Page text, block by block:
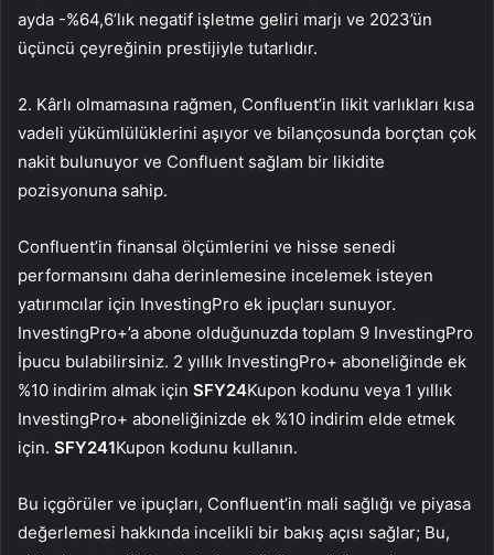
ayda -%64,6’lık negatif işletme geliri marjı ve 2023’ün
üçüncü çeyreğinin prestijiyle tutarlıdır.
2. Kârlı olmamasına rağmen, Confluent’in likit varlıkları kısa
vadeli yükümlülüklerini aşıyor ve bilançosunda borçtan çok
nakit bulunuyor ve Confluent sağlam bir likidite
pozisyonuna sahip.
Confluent’in finansal ölçümlerini ve hisse senedi
performansını daha derinlemesine incelemek isteyen
yatırımcılar için InvestingPro ek ipuçları sunuyor.
InvestingPro+’a abone olduğunuzda toplam 9 InvestingPro
İpucu bulabilirsiniz. 2 yıllık InvestingPro+ aboneliğinde ek
%10 indirim almak için SFY24Kupon kodunu veya 1 yıllık
InvestingPro+ aboneliğinizde ek %10 indirim elde etmek
için. SFY241Kupon kodunu kullanın.
Bu içgörüler ve ipuçları, Confluent’in mali sağlığı ve piyasa
değerlemesi hakkında incelikli bir bakış açısı sağlar; Bu,